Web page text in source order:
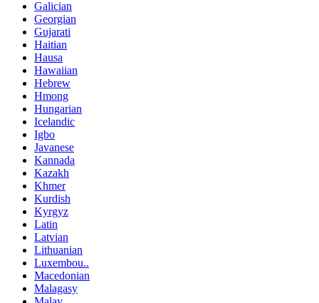
Galician
Georgian
Gujarati
Haitian
Hausa
Hawaiian
Hebrew
Hmong
Hungarian
Icelandic
Igbo
Javanese
Kannada
Kazakh
Khmer
Kurdish
Kyrgyz
Latin
Latvian
Lithuanian
Luxembou..
Macedonian
Malagasy